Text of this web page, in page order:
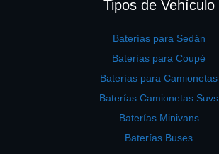
Tipos de Vehículo
Baterías para Sedán
Baterías para Coupé
Baterías para Camionetas
Baterías Camionetas Suvs
Baterías Minivans
Baterías Buses